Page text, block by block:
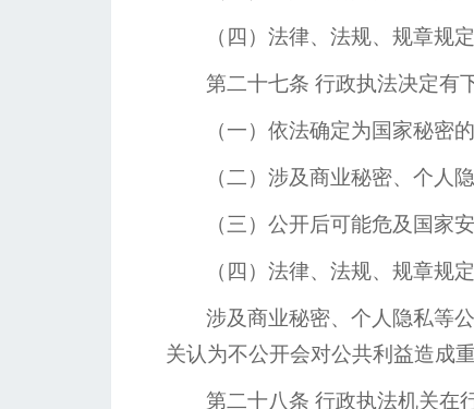
（四）法律、法规、规章规
第二十七条 行政执法决定有
（一）依法确定为国家秘密的
（二）涉及商业秘密、个人
（三）公开后可能危及国家
（四）法律、法规、规章规
涉及商业秘密、个人隐私等
关认为不公开会对公共利益造成
第二十八条 行政执法机关在